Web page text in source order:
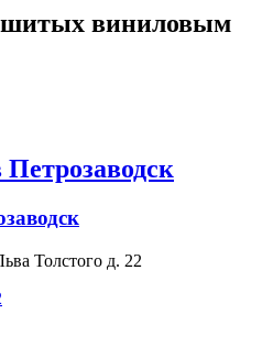
виниловым
Толстого д. 22